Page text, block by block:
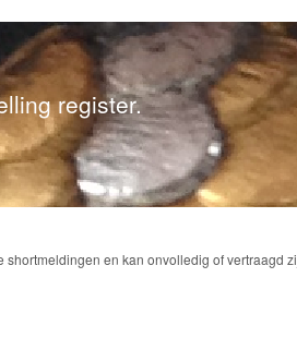
register.
en kan onvolledig of vertraagd